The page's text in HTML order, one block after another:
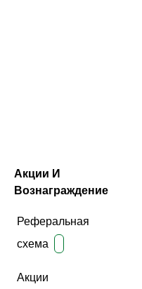
Акции И
Вознаграждение
Реферальная
схема
Акции